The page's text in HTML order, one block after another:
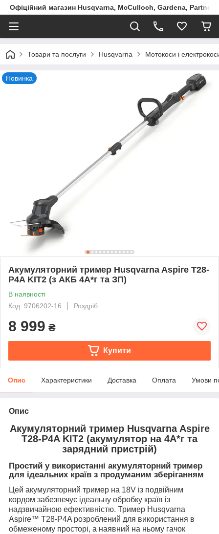
Офіційний магазин Husqvarna, McCulloch, Gardena, Partner
Товари та послуги Husqvarna Мотокоси і
Новинка
Акумуляторний тример Husqvarna Aspire T28-
P4A KIT2 (з АКБ 4А*г та ЗП)
В наявності
Код: 9706202-16
Роздріб
8 999 ₴
Купити
Опис Характеристики Доставка Оплата Умови
Опис
Акумуляторний тример Husqvarna Aspire
T28-P4A KIT2 (акумулятор на 4А*г та
зарядний пристрій)
Простий у використанні акумуляторний тример
для ідеальних країв з продуманим зберіганням
Цей акумуляторний тример на 18V із подвійним
кордом забезпечує ідеальну обробку країв із
надзвичайною ефективністю. Тример Husqvarna
Aspire™ T28-P4A розроблений для використання в
обмеженому просторі, а наявний на ньому гачок